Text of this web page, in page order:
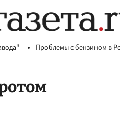
Проблемы с бензином в